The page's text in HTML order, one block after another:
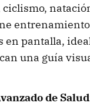
en pantalla,
una guía
de Salud